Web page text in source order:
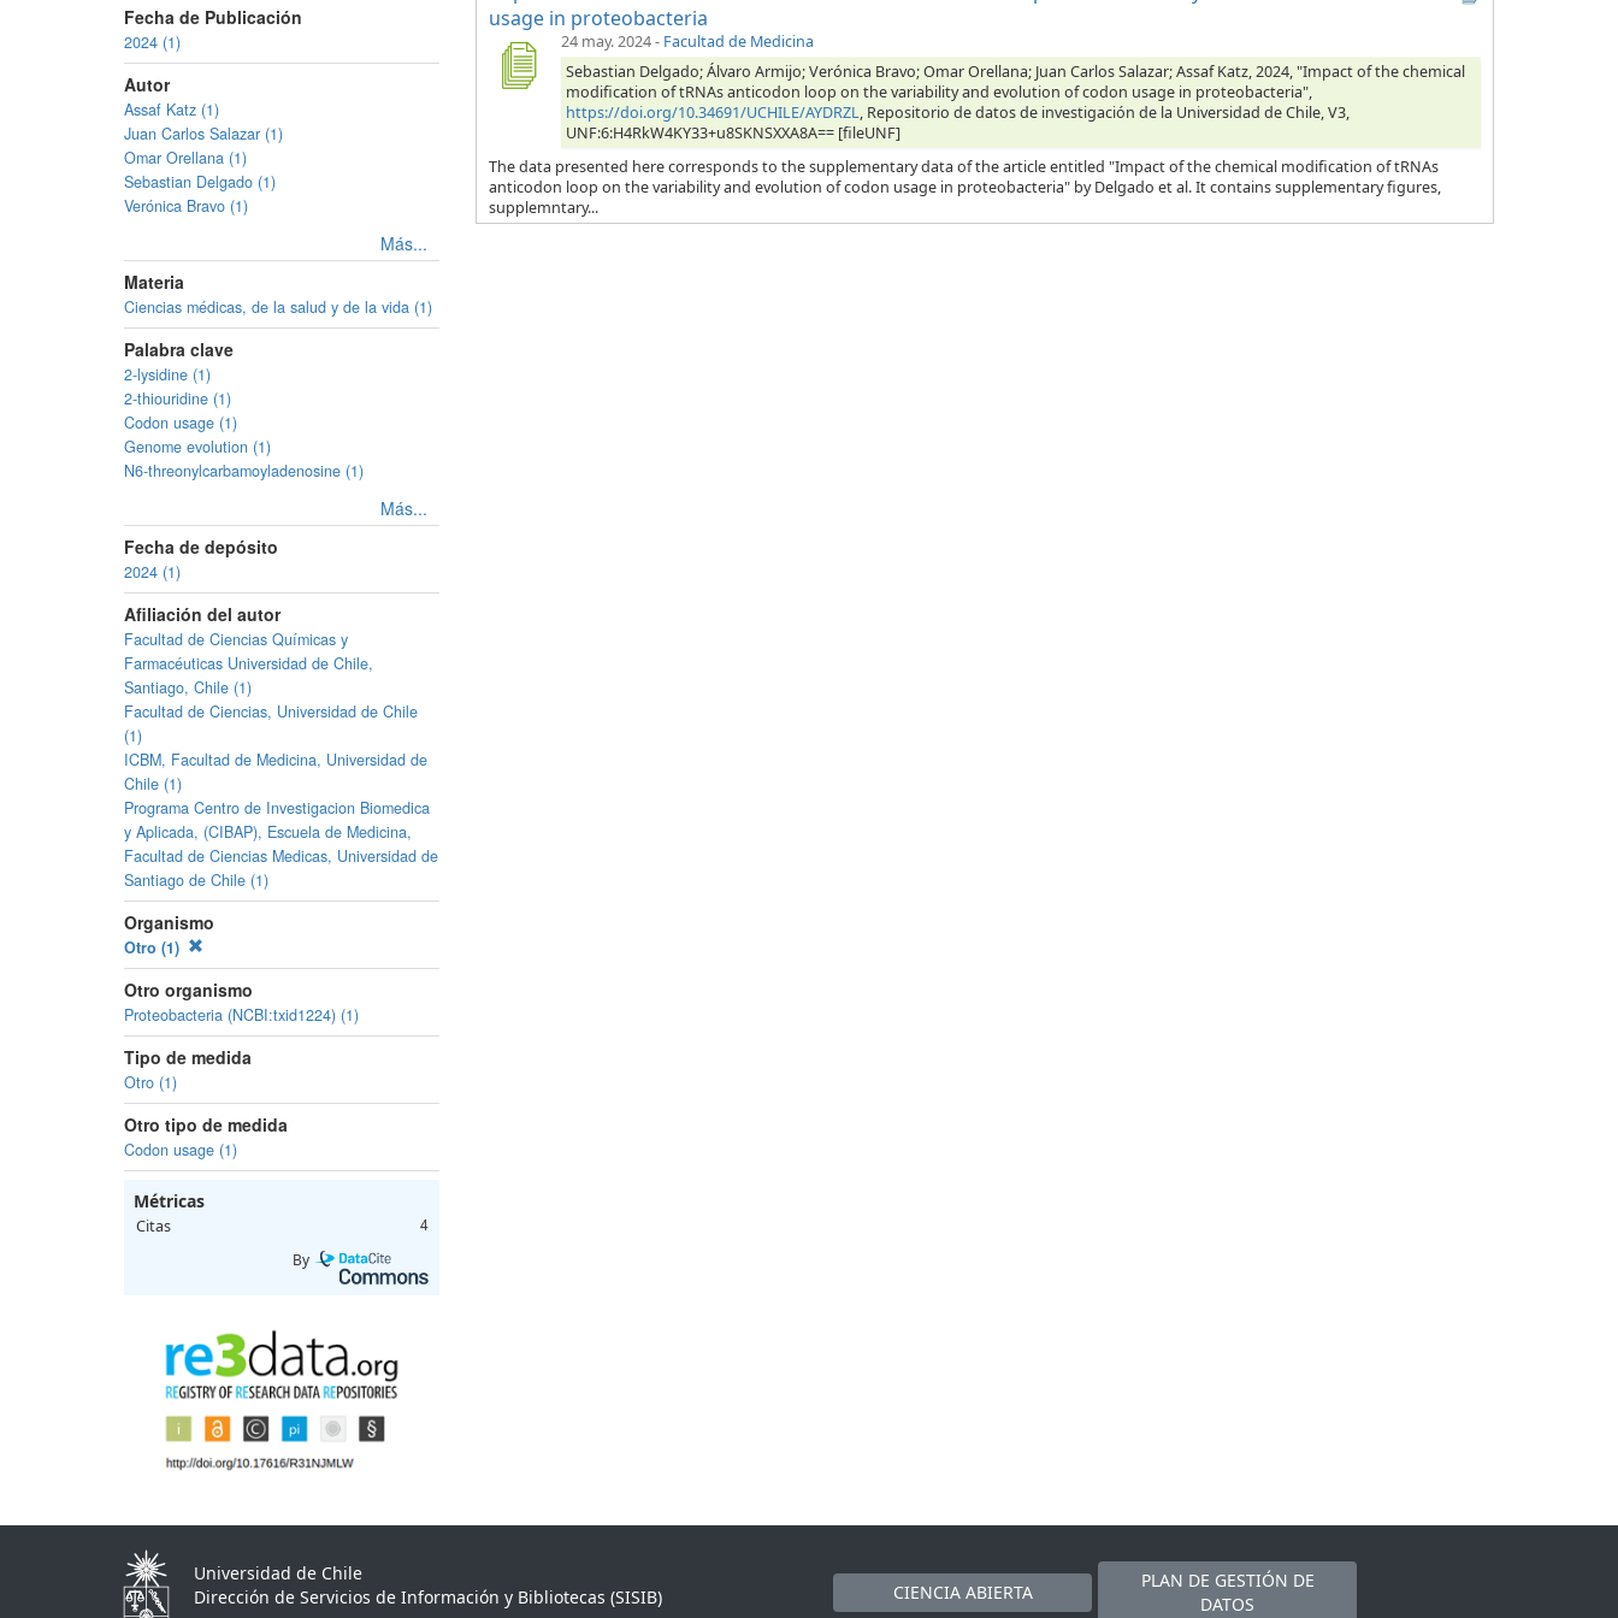
Fecha de Publicación
2024 (1)
Autor
Assaf Katz (1)
Juan Carlos Salazar (1)
Omar Orellana (1)
Sebastian Delgado (1)
Verónica Bravo (1)
Más...
Materia
Ciencias médicas, de la salud y de la vida (1)
Palabra clave
2-lysidine (1)
2-thiouridine (1)
Codon usage (1)
Genome evolution (1)
N6-threonylcarbamoyladenosine (1)
Más...
Fecha de depósito
2024 (1)
Afiliación del autor
Facultad de Ciencias Químicas y
Farmacéuticas Universidad de Chile,
Santiago, Chile (1)
Facultad de Ciencias, Universidad de Chile
(1)
ICBM, Facultad de Medicina, Universidad de
Chile (1)
Programa Centro de Investigacion Biomedica
y Aplicada, (CIBAP), Escuela de Medicina,
Facultad de Ciencias Medicas, Universidad de
Santiago de Chile (1)
Organismo
Otro (1)
Otro organismo
Proteobacteria (NCBI:txid1224) (1)
Tipo de medida
Otro (1)
Otro tipo de medida
Codon usage (1)
Métricas
Citas 4
By
usage in proteobacteria
24 may. 2024- Facultad de Medicina
Sebastian Delgado; Álvaro Armijo; Verónica Bravo; Omar Orellana; Juan Carlos Salazar; Assaf Katz, 2024, "Impact of the chemical
modification of tRNAs anticodon loop on the variability and evolution of codon usage in proteobacteria",
https://doi.org/10.34691/UCHILE/AYDRZL, Repositorio de datos de investigación de la Universidad de Chile, V3,
UNF:6:H4RkW4KY33+u8SKNSXXA8A== [fileUNF]
The data presented here corresponds to the supplementary data of the article entitled "Impact of the chemical modification of tRNAs
anticodon loop on the variability and evolution of codon usage in proteobacteria" by Delgado et al. It contains supplementary figures,
supplemntary...
Universidad de Chile
Dirección de Servicios de Información y Bibliotecas (SISIB)
CIENCIA ABIERTA
PLAN DE GESTIÓN DE
DATOS